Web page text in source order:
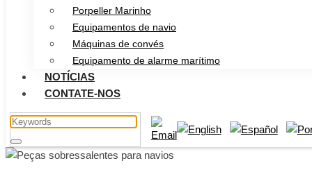
Porpeller Marinho
Equipamentos de navio
Máquinas de convés
Equipamento de alarme marítimo
NOTÍCIAS
CONTATE-NOS